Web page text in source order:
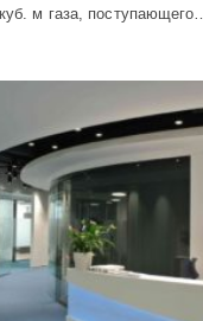
м газа, поступающего…